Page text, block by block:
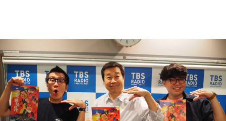
イベント・グッズ
YouTube
会社情報